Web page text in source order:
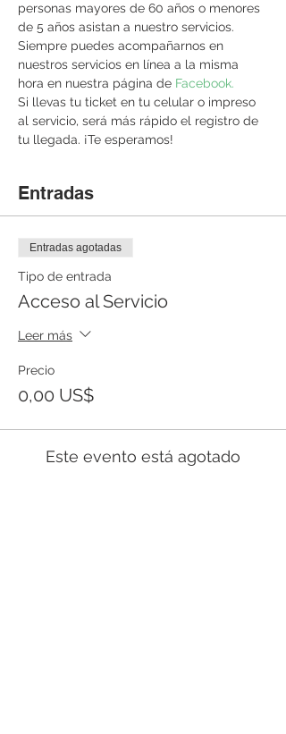
personas mayores de 60 años o menores
de 5 años asistan a nuestro servicios.
Siempre puedes acompañarnos en
nuestros servicios en línea a la misma
hora en nuestra página de Facebook.
Si llevas tu ticket en tu celular o impreso
al servicio, será más rápido el registro de
tu llegada. ¡Te esperamos!
Entradas
Entradas agotadas
Tipo de entrada
Acceso al Servicio
Leer más
Precio
0,00 US$
Este evento está agotado